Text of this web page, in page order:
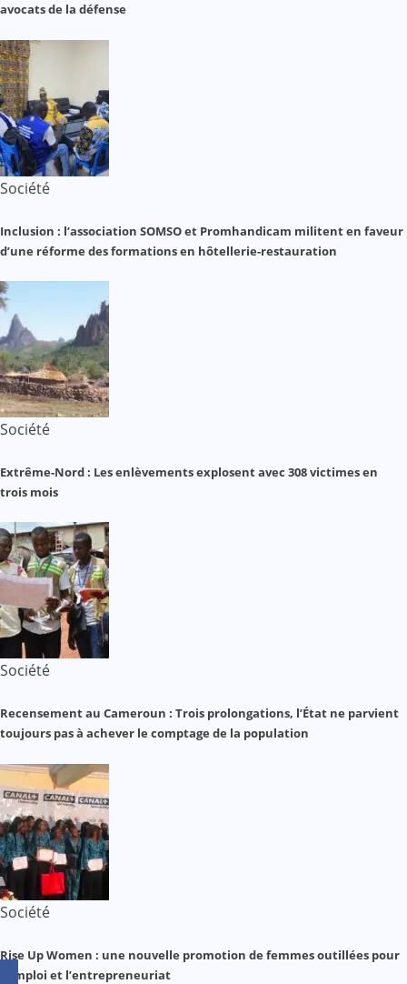
avocats de la défense
Société
Inclusion : l’association SOMSO et Promhandicam militent en faveur
d’une réforme des formations en hôtellerie-restauration
Société
Extrême-Nord : Les enlèvements explosent avec 308 victimes en
trois mois
Société
Recensement au Cameroun : Trois prolongations, l’État ne parvient
toujours pas à achever le comptage de la population
Société
Rise Up Women : une nouvelle promotion de femmes outillées pour
l’emploi et l’entrepreneuriat